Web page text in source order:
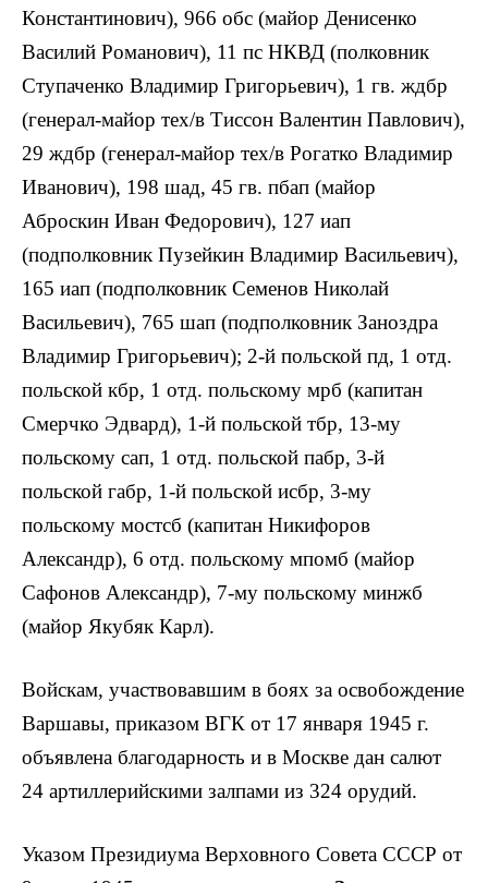
Константинович), 966 обс (майор Денисенко
Василий Романович), 11 пс НКВД (полковник
Ступаченко Владимир Григорьевич), 1 гв. ждбр
(генерал-майор тех/в Тиссон Валентин Павлович),
29 ждбр (генерал-майор тех/в Рогатко Владимир
Иванович), 198 шад, 45 гв. пбап (майор
Аброскин Иван Федорович), 127 иап
(подполковник Пузейкин Владимир Васильевич),
165 иап (подполковник Семенов Николай
Васильевич), 765 шап (подполковник Заноздра
Владимир Григорьевич); 2-й польской пд, 1 отд.
польской кбр, 1 отд. польскому мрб (капитан
Смерчко Эдвард), 1-й польской тбр, 13-му
польскому сап, 1 отд. польской пабр, 3-й
польской габр, 1-й польской исбр, 3-му
польскому мостсб (капитан Никифоров
Александр), 6 отд. польскому мпомб (майор
Сафонов Александр), 7-му польскому минжб
(майор Якубяк Карл).
Войскам, участвовавшим в боях за освобождение
Варшавы, приказом ВГК от 17 января 1945 г.
объявлена благодарность и в Москве дан салют
24 артиллерийскими залпами из 324 орудий.
Указом Президиума Верховного Совета СССР от